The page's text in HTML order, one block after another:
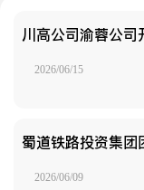
2026/06/15
2026/06/09